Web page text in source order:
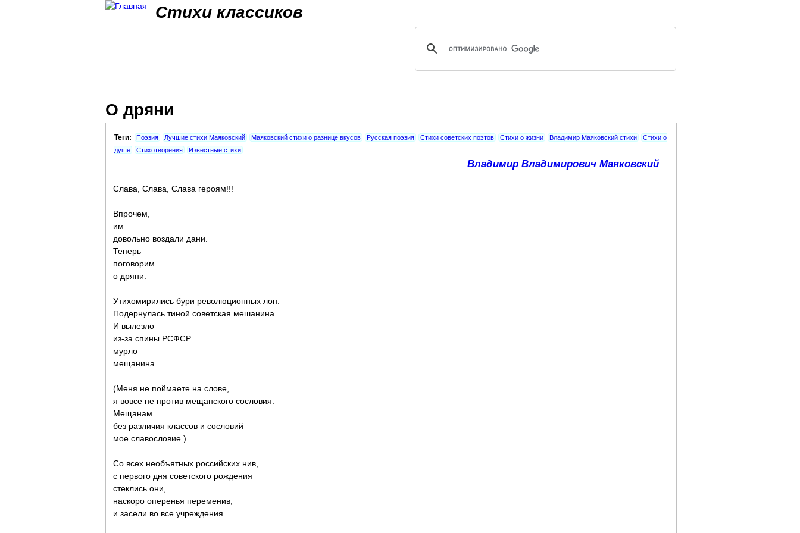
Стихи классиков
О дряни
Теги: Поэзия Лучшие стихи Маяковский Маяковский стихи о разнице вкусов Русская поэзия Стихи советских поэтов Стихи о жизни Владимир Маяковский стихи
Стихи о
душе
Стихотворения Известные стихи
Владимир Владимирович Маяковский
Слава, Слава, Слава героям!!!
Впрочем,
им
довольно воздали дани.
Теперь
поговорим
о дряни.
Утихомирились бури революционных лон.
Подернулась тиной советская мешанина.
И вылезло
из-за спины РСФСР
мурло
мещанина.
(Меня не поймаете на слове,
я вовсе не против мещанского сословия.
Мещанам
без различия классов и сословий
мое славословие.)
Со всех необъятных российских нив,
с первого дня советского рождения
стеклись они,
наскоро оперенья переменив,
и засели во все учреждения.